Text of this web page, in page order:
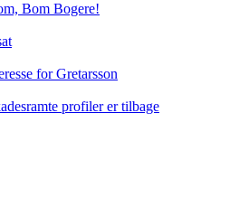
Bom Bogere!
for Gretarsson
profiler er tilbage